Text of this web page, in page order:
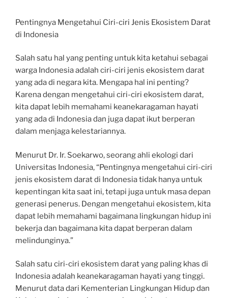
Pentingnya Mengetahui Ciri-ciri Jenis Ekosistem Darat
di Indonesia
Salah satu hal yang penting untuk kita ketahui sebagai
warga Indonesia adalah ciri-ciri jenis ekosistem darat
yang ada di negara kita. Mengapa hal ini penting?
Karena dengan mengetahui ciri-ciri ekosistem darat,
kita dapat lebih memahami keanekaragaman hayati
yang ada di Indonesia dan juga dapat ikut berperan
dalam menjaga kelestariannya.
Menurut Dr. Ir. Soekarwo, seorang ahli ekologi dari
Universitas Indonesia, “Pentingnya mengetahui ciri-ciri
jenis ekosistem darat di Indonesia tidak hanya untuk
kepentingan kita saat ini, tetapi juga untuk masa depan
generasi penerus. Dengan mengetahui ekosistem, kita
dapat lebih memahami bagaimana lingkungan hidup ini
bekerja dan bagaimana kita dapat berperan dalam
melindunginya.”
Salah satu ciri-ciri ekosistem darat yang paling khas di
Indonesia adalah keanekaragaman hayati yang tinggi.
Menurut data dari Kementerian Lingkungan Hidup dan